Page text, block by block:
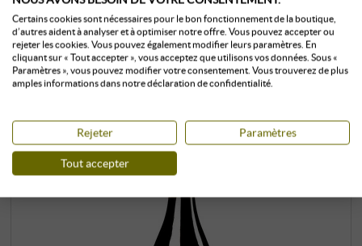
LES CLIENTS QUI ONT ACHETÉ CE
PRODUIT ONT ÉGALEMENT ACHETÉ :
Certains cookies sont nécessaires pour le bon fonctionnement de la boutique,
d’autres aident à analyser et à optimiser notre offre. Vous pouvez accepter ou
rejeter les cookies. Vous pouvez également modifier leurs paramètres. En
cliquant sur « Tout accepter », vous acceptez que utilisons vos données. Sous «
Paramètres », vous pouvez modifier votre consentement. Vous trouverez de plus
amples informations dans notre déclaration de confidentialité.
Rejeter Paramètres
Tout accepter